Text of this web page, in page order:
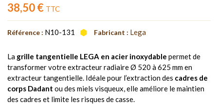
38,50 € TTC
Référence : N10-131 Fabricant : Lega
La grille tangentielle LEGA en acier inoxydable permet de
transformer votre extracteur radiaire Ø 520 à 625 mm en
extracteur tangentielle. Idéale pour l’extraction des cadres de
corps Dadant ou des miels visqueux, elle améliore le maintien
des cadres et limite les risques de casse.